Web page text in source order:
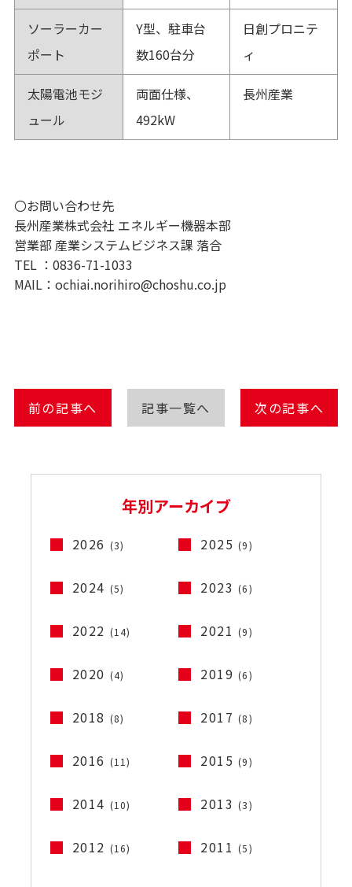
ソーラーカー
ポート
Y型、駐車台
数160台分
日創プロニテ
ィ
太陽電池モジ
ュール
両面仕様、
492kW
長州産業
〇お問い合わせ先
長州産業株式会社 エネルギー機器本部
営業部 産業システムビジネス課 落合
TEL ：0836-71-1033
MAIL：ochiai.norihiro@choshu.co.jp
前の記事へ 記事一覧へ 次の記事へ
年別アーカイブ
2026 (3) 2025 (9)
2024 (5) 2023 (6)
2022 (14) 2021 (9)
2020 (4) 2019 (6)
2018 (8) 2017 (8)
2016 (11) 2015 (9)
2014 (10) 2013 (3)
2012 (16) 2011 (5)